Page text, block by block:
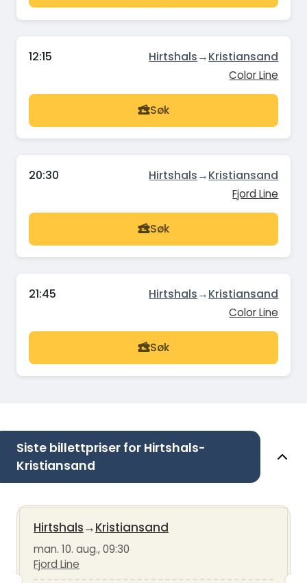
12:15 Hirtshals→Kristiansand
Color Line
Søk
20:30 Hirtshals→Kristiansand
Fjord Line
Søk
21:45 Hirtshals→Kristiansand
Color Line
Søk
Siste billettpriser for Hirtshals-
Kristiansand
Hirtshals→Kristiansand
man. 10. aug., 09:30
Fjord Line